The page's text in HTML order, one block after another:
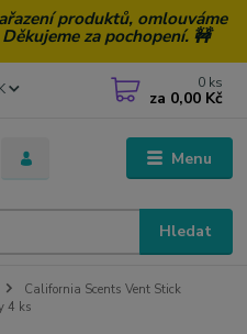
produktů, omlouváme
za pochopení. 🚧
Menu
Hledat
0 ks
za 0,00 Kč
California Scents Vent Stick
4 ks